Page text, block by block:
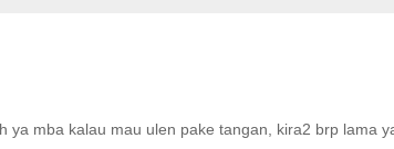
mba kalau mau ulen pake tangan, kira2 brp lama